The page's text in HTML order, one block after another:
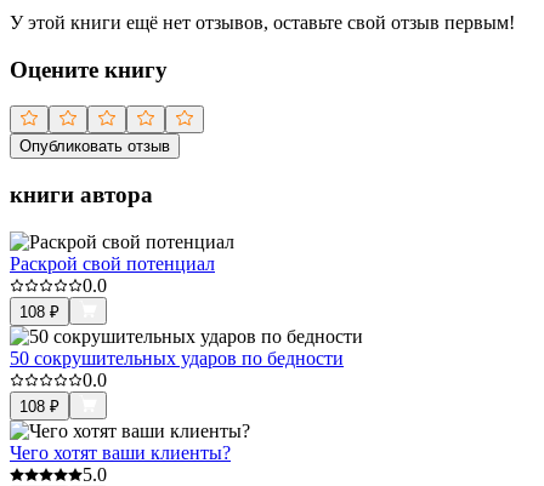
У этой книги ещё нет отзывов, оставьте свой отзыв первым!
Оцените книгу
Опубликовать отзыв
книги автора
Раскрой свой потенциал
0.0
108 ₽
50 сокрушительных ударов по бедности
0.0
108 ₽
Чего хотят ваши клиенты?
5.0